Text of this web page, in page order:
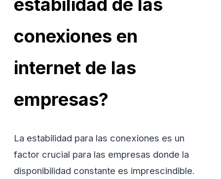
estabilidad de las
conexiones en
internet de las
empresas?
La estabilidad para las conexiones es un
factor crucial para las empresas donde la
disponibilidad constante es imprescindible.